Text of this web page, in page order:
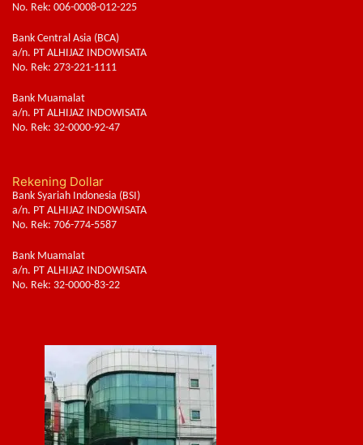
No. Rek: 006-0008-012-225
Bank Central Asia (BCA)
a/n. PT ALHIJAZ INDOWISATA
No. Rek: 273-221-1111
Bank Muamalat
a/n. PT ALHIJAZ INDOWISATA
No. Rek: 32-0000-92-47
Rekening Dollar
Bank Syariah Indonesia (BSI)
a/n. PT ALHIJAZ INDOWISATA
No. Rek: 706-774-5587
Bank Muamalat
a/n. PT ALHIJAZ INDOWISATA
No. Rek: 32-0000-83-22